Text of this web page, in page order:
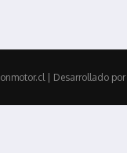
| Desarrollado por